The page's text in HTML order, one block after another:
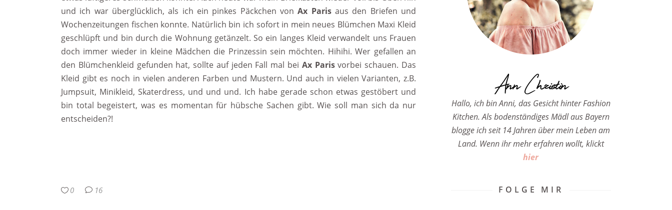
und ich war überglücklich, als ich ein pinkes Päckchen vonAx Parisaus den Briefen und
Wochenzeitungen fischen konnte. Natürlich bin ich sofort in mein neues Blümchen Maxi Kleid
geschlüpft und bin durch die Wohnung getänzelt. So ein langes Kleid verwandelt uns Frauen
doch immer wieder in kleine Mädchen die Prinzessin sein möchten. Hihihi. Wer gefallen an
den Blümchenkleid gefunden hat, sollte auf jeden Fall mal bei Ax Parisvorbei schauen. Das
Kleid gibt es noch in vielen anderen Farben und Mustern. Und auch in vielen Varianten, z.B.
Jumpsuit, Minikleid, Skaterdress, und und und. Ich habe gerade schon etwas gestöbert und
bin total begeistert, was es momentan für hübsche Sachen gibt. Wie soll man sich da nur
entscheiden?!
0 16
Ann Christin
Hallo, ich bin Anni, das Gesicht hinter Fashion
Kitchen. Als bodenständiges Mädl aus Bayern
blogge ich seit 14 Jahren über mein Leben am
Land. Wenn ihr mehr erfahren wollt, klickt
hier
FOLGE MIR